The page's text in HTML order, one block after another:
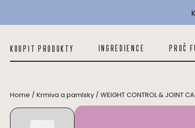
KOUPIT PRODUKTY
INGREDIENCE PROČ
Home / Krmiva a pamlsky / WEIGHT CONTROL &